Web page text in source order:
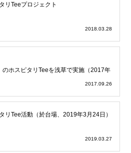
リTeeプロジェクト
2018.03.28
ホスピタリTeeを浅草で実施（2017年
2017.09.26
リTee活動（於台場、2019年3月24日）
2019.03.27